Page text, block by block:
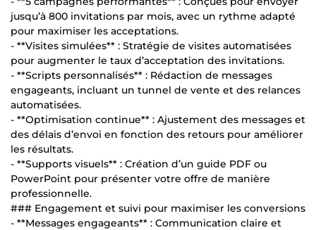
jusqu’à 800 invitations par mois, avec un rythme adapté
pour maximiser les acceptations.
- **Visites simulées** : Stratégie de visites automatisées
pour augmenter le taux d’acceptation des invitations.
- **Scripts personnalisés** : Rédaction de messages
engageants, incluant un tunnel de vente et des relances
automatisées.
- **Optimisation continue** : Ajustement des messages et
des délais d’envoi en fonction des retours pour améliorer
les résultats.
- **Supports visuels** : Création d’un guide PDF ou
PowerPoint pour présenter votre offre de manière
professionnelle.
### Engagement et suivi pour maximiser les conversions
- **Messages engageants** : Communication claire et